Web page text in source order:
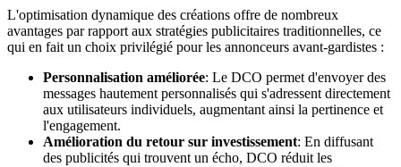
L'optimisation dynamique des créations offre de nombreux
avantages par rapport aux stratégies publicitaires traditionnelles, ce
qui en fait un choix privilégié pour les annonceurs avant-gardistes :
Personnalisation améliorée: Le DCO permet d'envoyer des
messages hautement personnalisés qui s'adressent directement
aux utilisateurs individuels, augmentant ainsi la pertinence et
l'engagement.
Amélioration du retour sur investissement: En diffusant
des publicités qui trouvent un écho, DCO réduit les